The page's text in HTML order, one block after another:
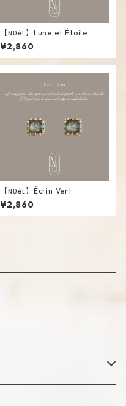
【ɴᴜéʟ】Lune et Étoile
¥2,860
【ɴᴜéʟ】Écrin Vert
¥2,860